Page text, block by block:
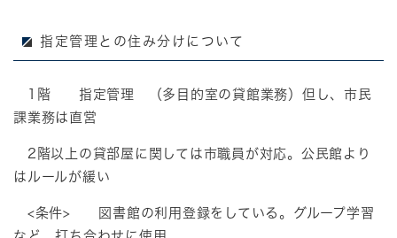
指定管理との住み分けについて
1階 指定管理 （多目的室の貸館業務）但し、市民
課業務は直営
2階以上の貸部屋に関しては市職員が対応。公民館より
はルールが緩い
<条件> 図書館の利用登録をしている。グループ学習